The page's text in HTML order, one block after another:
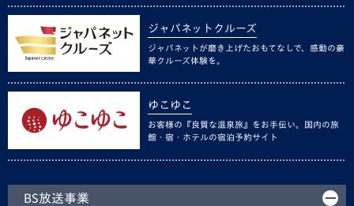
ジャパネットクルーズ
ジャパネットが磨き上げたおもてなしで、感動の豪
華クルーズ体験を。
ゆこゆこ
お客様の『良質な温泉旅』をお手伝い。国内の旅
館・宿・ホテルの宿泊予約サイト
BS放送事業